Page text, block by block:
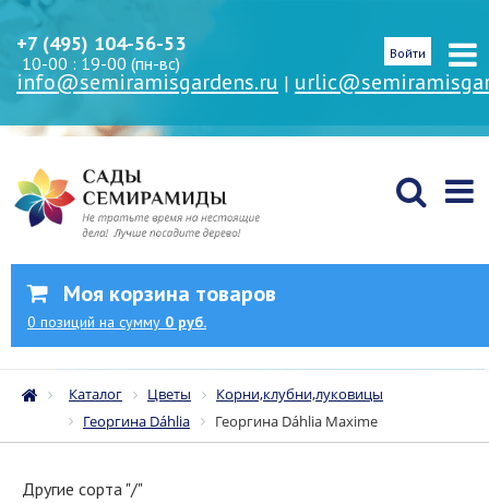
+7 (495) 104-56-53
10-00 : 19-00 (пн-вс)
info@semiramisgardens.ru |
Войти
Моя корзина товаров
0 позиций на сумму 0 руб.
Каталог Цветы
Корни,клубни,луковицы
Георгина Dáhlia
Георгина Dáhlia Maxime
Другие сорта "/"